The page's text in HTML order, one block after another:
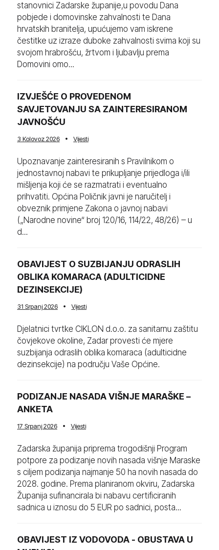
stanovnici Zadarske županije,u povodu Dana
pobjede i domovinske zahvalnosti te Dana
hrvatskih branitelja, upućujemo vam iskrene
čestitke uz izraze duboke zahvalnosti svima koji su
svojom hrabrošću, žrtvom i ljubavlju prema
Domovini omo...
IZVJEŠĆE O PROVEDENOM
SAVJETOVANJU SA ZAINTERESIRANOM
JAVNOŠĆU
3 Kolovoz 2026 Vijesti
Upoznavanje zainteresiranih s Pravilnikom o
jednostavnoj nabavi te prikupljanje prijedloga i/ili
mišljenja koji će se razmatrati i eventualno
prihvatiti. Općina Poličnik javni je naručitelj i
obveznik primjene Zakona o javnoj nabavi
(„Narodne novine“ broj 120/16, 114/22, 48/26) – u
d...
OBAVIJEST O SUZBIJANJU ODRASLIH
OBLIKA KOMARACA (ADULTICIDNE
DEZINSEKCIJE)
31 Srpanj 2026 Vijesti
Djelatnici tvrtke CIKLON d.o.o. za sanitarnu zaštitu
čovjekove okoline, Zadar provesti će mjere
suzbijanja odraslih oblika komaraca (adulticidne
dezinsekcije) na području Vaše Općine.
PODIZANJE NASADA VIŠNJE MARAŠKE –
ANKETA
17 Srpanj 2026 Vijesti
Zadarska županija priprema trogodišnji Program
potpore za podizanje novih nasada višnje Maraske
s ciljem podizanja najmanje 50 ha novih nasada do
2028. godine. Prema planiranom okviru, Zadarska
Županija sufinancirala bi nabavu certificiranih
sadnica u iznosu do 5 EUR po sadnici, posta...
OBAVIJEST IZ VODOVODA - OBUSTAVA U